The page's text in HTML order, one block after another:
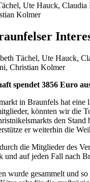
Ute Hauck,
Kolmer
Tächel, Ute Hauck,
Christian Kolmer
spendet 3856 Euro
in Braunfels hat eine
könnten wir die
den
er weiterhin die
die Mitglieder des
und auf jeden Fall nach
wurde gesammelt und